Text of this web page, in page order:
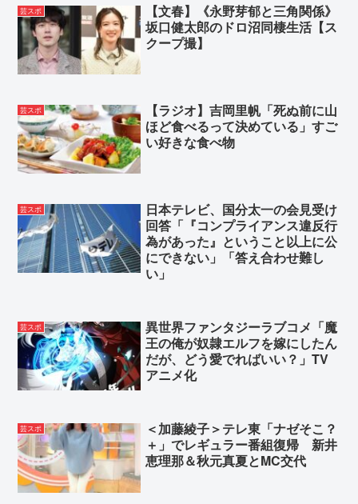
れいわ新選組→「いのちの党」に改名
元祖！バンドリ🎸ちゃん→TV LIVE 2026
芸スポ
【文春】《永野芽郁と三角関係》
坂口健太郎のドロ沼同棲生活【ス
クープ撮】
芸スポ
【ラジオ】吉岡里帆「死ぬ前に山
ほど食べるって決めている」すご
い好きな食べ物
芸スポ
日本テレビ、国分太一の会見受け
回答「『コンプライアンス違反行
為があった』ということ以上に公
にできない」「答え合わせ難し
い」
芸スポ
異世界ファンタジーラブコメ「魔
王の俺が奴隷エルフを嫁にしたん
だが、どう愛でればいい？」TV
アニメ化
芸スポ
＜加藤綾子＞テレ東「ナゼそこ？
＋」でレギュラー番組復帰 新井
恵理那＆秋元真夏とMC交代